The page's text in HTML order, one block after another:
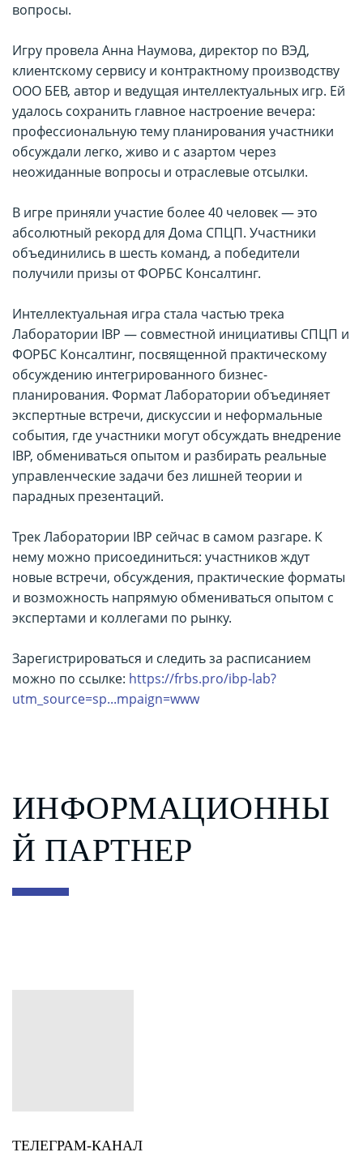
вопросы.
Игру провела Анна Наумова, директор по ВЭД,
клиентскому сервису и контрактному производству
ООО БЕВ, автор и ведущая интеллектуальных игр. Ей
удалось сохранить главное настроение вечера:
профессиональную тему планирования участники
обсуждали легко, живо и с азартом через
неожиданные вопросы и отраслевые отсылки.
В игре приняли участие более 40 человек — это
абсолютный рекорд для Дома СПЦП. Участники
объединились в шесть команд, а победители
получили призы от ФОРБС Консалтинг.
Интеллектуальная игра стала частью трека
Лаборатории IBP — совместной инициативы СПЦП и
ФОРБС Консалтинг, посвященной практическому
обсуждению интегрированного бизнес-
планирования. Формат Лаборатории объединяет
экспертные встречи, дискуссии и неформальные
события, где участники могут обсуждать внедрение
IBP, обмениваться опытом и разбирать реальные
управленческие задачи без лишней теории и
парадных презентаций.
Трек Лаборатории IBP сейчас в самом разгаре. К
нему можно присоединиться: участников ждут
новые встречи, обсуждения, практические форматы
и возможность напрямую обмениваться опытом с
экспертами и коллегами по рынку.
Зарегистрироваться и следить за расписанием
можно по ссылке: https://frbs.pro/ibp-lab?
utm_source=sp...mpaign=www
ИНФОРМАЦИОННЫ
Й ПАРТНЕР
ТЕЛЕГРАМ-КАНАЛ